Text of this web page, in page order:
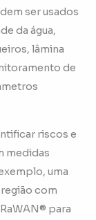
ser usados
da água,
lâmina
de
riscos e
medidas
uma
com
para